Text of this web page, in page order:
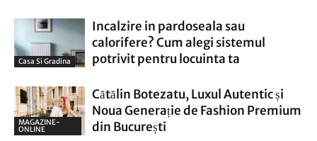
Casa Si Gradina
Incalzire in pardoseala sau
calorifere? Cum alegi sistemul
potrivit pentru locuinta ta
MAGAZINE-
ONLINE
Cătălin Botezatu, Luxul Autentic și
Noua Generație de Fashion Premium
din București